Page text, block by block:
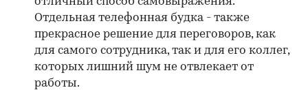
Отдельная телефонная будка - также
прекрасное решение для переговоров, как
для самого сотрудника, так и для его коллег,
которых лишний шум не отвлекает от
работы.